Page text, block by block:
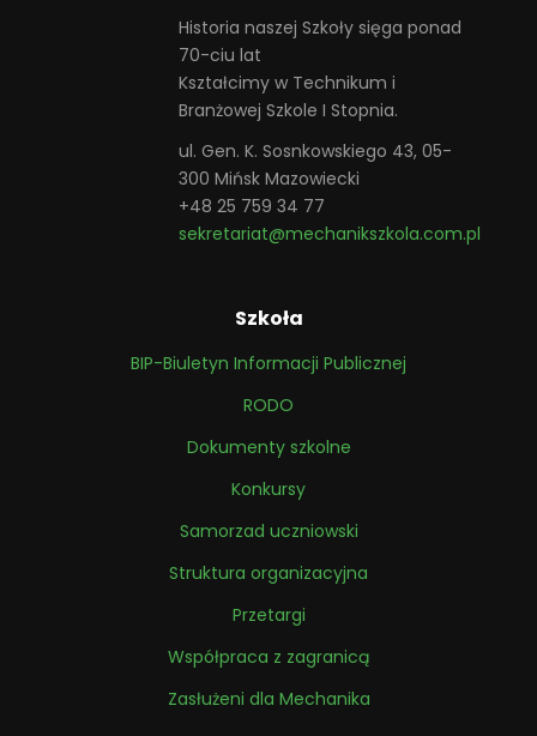
Historia naszej Szkoły sięga ponad
70-ciu lat
Kształcimy w Technikum i
Branżowej Szkole I Stopnia.
ul. Gen. K. Sosnkowskiego 43, 05-
300 Mińsk Mazowiecki
+48 25 759 34 77
sekretariat@mechanikszkola.com.pl
Szkoła
BIP-Biuletyn Informacji Publicznej
RODO
Dokumenty szkolne
Konkursy
Samorzad uczniowski
Struktura organizacyjna
Przetargi
Współpraca z zagranicą
Zasłużeni dla Mechanika